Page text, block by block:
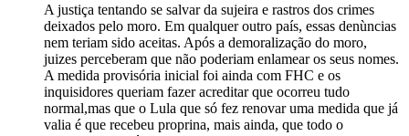
A justiça tentando se salvar da sujeira e rastros dos crimes
deixados pelo moro. Em qualquer outro país, essas denùncias
nem teriam sido aceitas. Após a demoralização do moro,
juizes perceberam que não poderiam enlamear os seus nomes.
A medida provisória inicial foi ainda com FHC e os
inquisidores queriam fazer acreditar que ocorreu tudo
normal,mas que o Lula que só fez renovar uma medida que já
valia é que recebeu proprina, mais ainda, que todo o